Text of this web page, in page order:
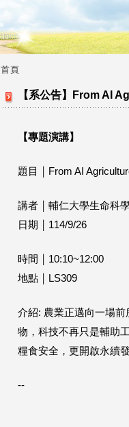
您
首頁
【系公告】From AI
【專題演講】
題目 ￨ From AI
講者 ￨ 輔仁大學生命科
日期 ￨ 114/9/26
時間 ￨ 10:10~12:00
地點 ￨ LS309
介紹: 農業正邁向一場
物，科技不再只是輔助
糧食安全，更開啟永續
--